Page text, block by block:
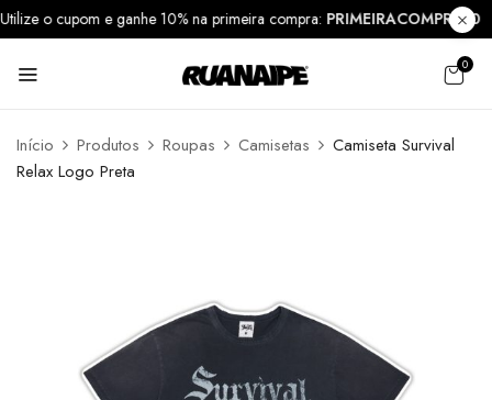
Utilize o cupom e ganhe 10% na primeira compra:
0
Início Produtos Roupas Camisetas
Camiseta Survival
Relax Logo Preta